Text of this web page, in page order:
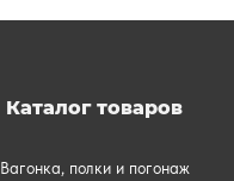
Каталог товаров
Вагонка, полки и погонаж